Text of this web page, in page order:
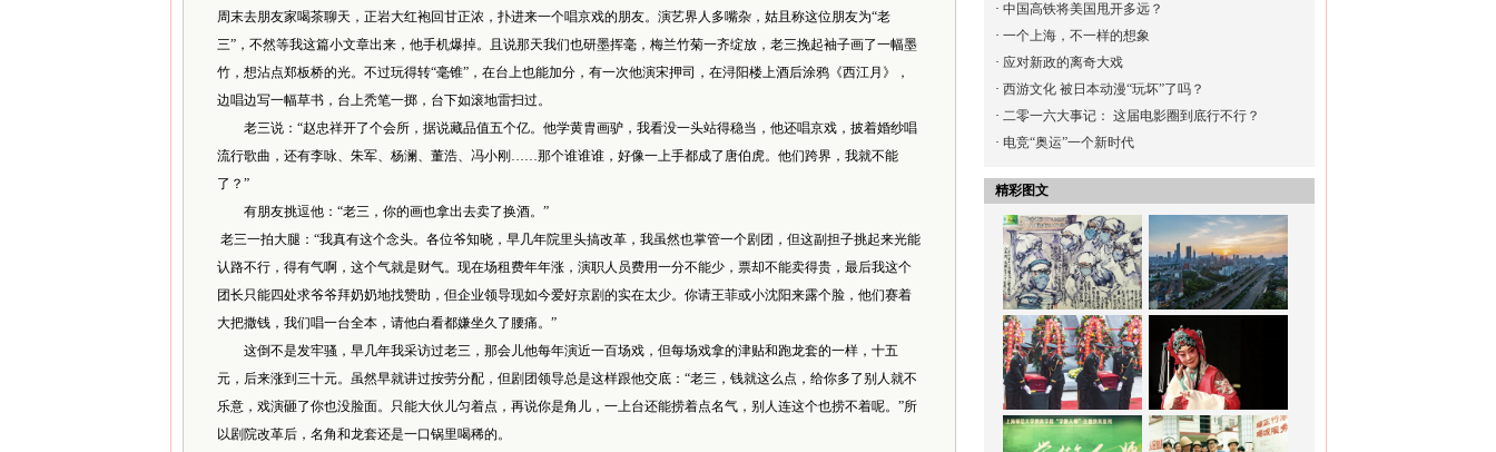
周末去朋友家喝茶聊天，正岩大红袍回甘正浓，扑进来一个唱京戏的朋友。演艺界人多嘴杂，姑且称这位朋友为“老
三”，不然等我这篇小文章出来，他手机爆掉。且说那天我们也研墨挥毫，梅兰竹菊一齐绽放，老三挽起袖子画了一幅墨
竹，想沾点郑板桥的光。不过玩得转“毫锥”，在台上也能加分，有一次他演宋押司，在浔阳楼上酒后涂鸦《西江月》，
边唱边写一幅草书，台上秃笔一掷，台下如滚地雷扫过。
老三说：“赵忠祥开了个会所，据说藏品值五个亿。他学黄胄画驴，我看没一头站得稳当，他还唱京戏，披着婚纱唱
流行歌曲，还有李咏、朱军、杨澜、董浩、冯小刚……那个谁谁谁，好像一上手都成了唐伯虎。他们跨界，我就不能
了？”
有朋友挑逗他：“老三，你的画也拿出去卖了换酒。”
老三一拍大腿：“我真有这个念头。各位爷知晓，早几年院里头搞改革，我虽然也掌管一个剧团，但这副担子挑起来光能
认路不行，得有气啊，这个气就是财气。现在场租费年年涨，演职人员费用一分不能少，票却不能卖得贵，最后我这个
团长只能四处求爷爷拜奶奶地找赞助，但企业领导现如今爱好京剧的实在太少。你请王菲或小沈阳来露个脸，他们赛着
大把撒钱，我们唱一台全本，请他白看都嫌坐久了腰痛。”
这倒不是发牢骚，早几年我采访过老三，那会儿他每年演近一百场戏，但每场戏拿的津贴和跑龙套的一样，十五
元，后来涨到三十元。虽然早就讲过按劳分配，但剧团领导总是这样跟他交底：“老三，钱就这么点，给你多了别人就不
乐意，戏演砸了你也没脸面。只能大伙儿匀着点，再说你是角儿，一上台还能捞着点名气，别人连这个也捞不着呢。”所
以剧院改革后，名角和龙套还是一口锅里喝稀的。
· 中国高铁将美国甩开多远？
· 一个上海，不一样的想象
· 应对新政的离奇大戏
· 西游文化 被日本动漫“玩坏”了吗？
· 二零一六大事记： 这届电影圈到底行不行？
· 电竞“奥运”一个新时代
精彩图文